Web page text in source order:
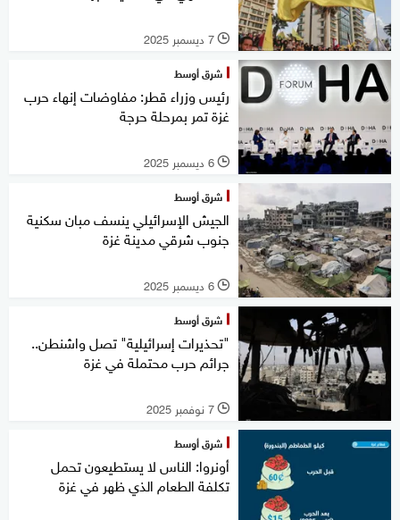
l 7 ديسمبر 2025
شرق أوسط
رئيس وزراء قطر: مفاوضات إنهاء حرب
غزة تمر بمرحلة حرجة
l 6 ديسمبر 2025
شرق أوسط
الجيش الإسرائيلي ينسف مبان سكنية
جنوب شرقي مدينة غزة
l 6 ديسمبر 2025
شرق أوسط
"تحذيرات إسرائيلية" تصل واشنطن..
جرائم حرب محتملة في غزة
l 7 نوفمبر 2025
شرق أوسط
أونروا: الناس لا يستطيعون تحمل
تكلفة الطعام الذي ظهر في غزة